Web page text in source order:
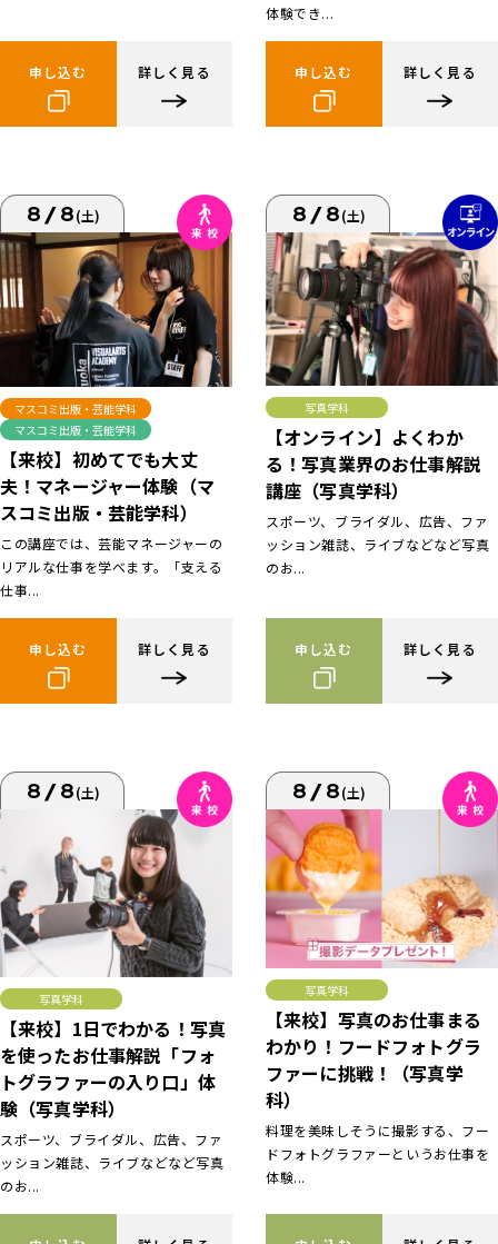
申し込む 詳しく見る
体験でき...
申し込む 詳しく見る
8/8(土)
マスコミ出版・芸能学科
マスコミ出版・芸能学科
【来校】初めてでも大丈
夫！マネージャー体験（マ
スコミ出版・芸能学科）
この講座では、芸能マネージャーの
リアルな仕事を学べます。「支える
仕事...
申し込む 詳しく見る
8/8(土)
写真学科
【オンライン】よくわか
る！写真業界のお仕事解説
講座（写真学科）
スポーツ、ブライダル、広告、ファ
ッション雑誌、ライブなどなど写真
のお...
申し込む 詳しく見る
8/8(土)
写真学科
【来校】1日でわかる！写真
を使ったお仕事解説「フォ
トグラファーの入り口」体
験（写真学科）
スポーツ、ブライダル、広告、ファ
ッション雑誌、ライブなどなど写真
のお...
8/8(土)
写真学科
【来校】写真のお仕事まる
わかり！フードフォトグラ
ファーに挑戦！（写真学
科）
料理を美味しそうに撮影する、フー
ドフォトグラファーというお仕事を
体験...